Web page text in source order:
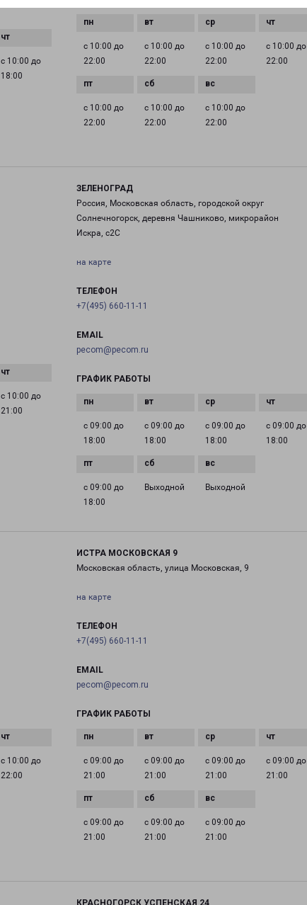
с 10:00 до
18:00
с 10:00 до
22:00
с 10:00 до
22:00
с 10:00 до
22:00
с 10:00 до
22:00
с 10:00 до
22:00
с 10:00 до
22:00
с 10:00 до
22:00
с 10:00 до
21:00
ЗЕЛЕНОГРАД
Россия, Московская область, городской округ
Солнечногорск, деревня Чашниково, микрорайон
Искра, с2С
на карте
ТЕЛЕФОН
+7(495) 660-11-11
EMAIL
pecom@pecom.ru
ГРАФИК РАБОТЫ
с 09:00 до
18:00
с 09:00 до
18:00
с 09:00 до
18:00
с 09:00 до
18:00
с 09:00 до
18:00
Выходной Выходной
с 10:00 до
22:00
ИСТРА МОСКОВСКАЯ 9
Московская область, улица Московская, 9
на карте
ТЕЛЕФОН
+7(495) 660-11-11
EMAIL
pecom@pecom.ru
ГРАФИК РАБОТЫ
с 09:00 до
21:00
с 09:00 до
21:00
с 09:00 до
21:00
с 09:00 до
21:00
с 09:00 до
21:00
с 09:00 до
21:00
с 09:00 до
21:00
КРАСНОГОРСК УСПЕНСКАЯ 24